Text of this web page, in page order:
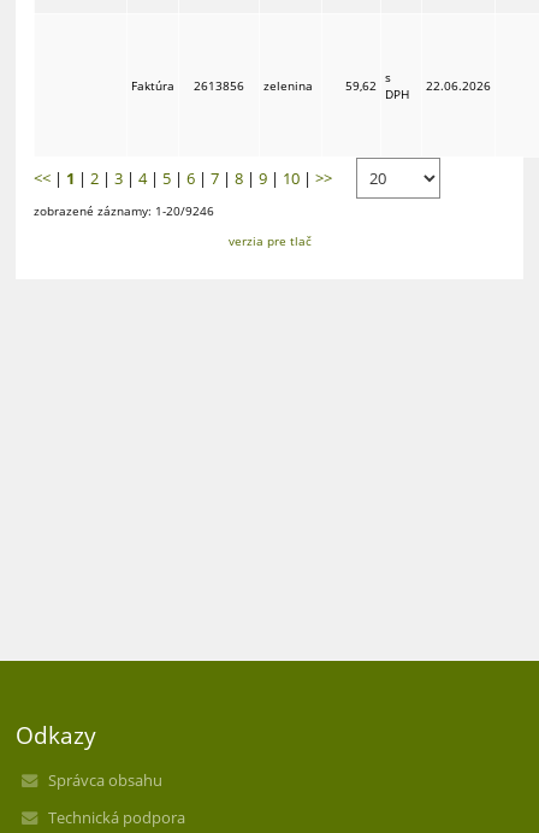
Faktúra 2613856 zelenina 59,62 s
DPH
22.06.2026
<< | 1 |2 |3 |4| 5 |6 |7 |8 |9 | 10 |>>
zobrazené záznamy: 1-20/9246
verzia pre tlač
Odkazy
Správca obsahu
Technická podpora